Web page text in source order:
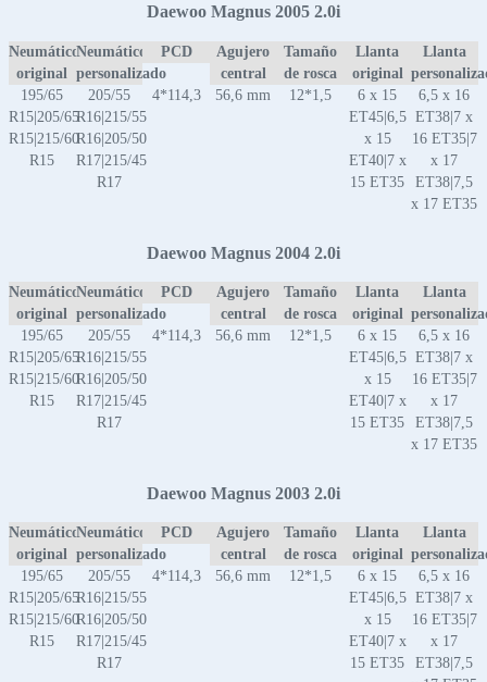
Daewoo Magnus 2005 2.0i
Neumático
original
Neumático
personalizado
PCD
Agujero
central
Tamaño
de rosca
Llanta
original
Llanta
195/65
R15|205/65
R15|215/60
R15
205/55
R16|215/55
R16|205/50
R17|215/45
R17
4*114,3 56,6 mm 12*1,5
6 x 15
ET45|6,5
x 15
ET40|7 x
15 ET35
6,5 x 16
ET38|7 x
16 ET35|7
x 17
ET38|7,5
x 17 ET35
Daewoo Magnus 2004 2.0i
Neumático
original
Neumático
personalizado
PCD
Agujero
central
Tamaño
de rosca
Llanta
original
Llanta
195/65
R15|205/65
R15|215/60
R15
205/55
R16|215/55
R16|205/50
R17|215/45
R17
4*114,3 56,6 mm 12*1,5
6 x 15
ET45|6,5
x 15
ET40|7 x
15 ET35
6,5 x 16
ET38|7 x
16 ET35|7
x 17
ET38|7,5
x 17 ET35
Daewoo Magnus 2003 2.0i
Neumático
original
Neumático
personalizado
PCD
Agujero
central
Tamaño
de rosca
Llanta
original
Llanta
195/65
R15|205/65
R15|215/60
R15
205/55
R16|215/55
R16|205/50
R17|215/45
R17
4*114,3 56,6 mm 12*1,5
6 x 15
ET45|6,5
x 15
ET40|7 x
15 ET35
6,5 x 16
ET38|7 x
16 ET35|7
x 17
ET38|7,5